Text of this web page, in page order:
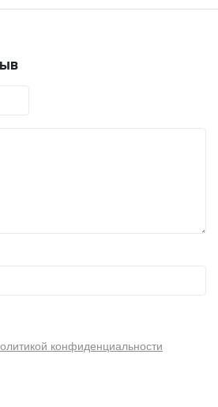
конфиденциальности